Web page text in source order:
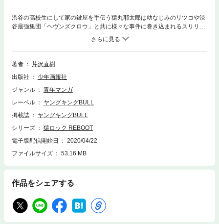
渋谷の高校生にして家の鍵屋を手伝う猿丸耶太郎は幼なじみのリツコや渋
谷最強集団「ヘヴンズクロウ」と共に様々な事件に巻き込まれるスリリン
グな毎日を送っているが今回も新たな事件が!?開けられない鍵はない高校
著者
芹沢直樹
出版社
少年画報社
ジャンル
青年マンガ
レーベル
ヤングキングBULL
掲載誌
ヤングキングBULL
シリーズ
猿ロック REBOOT
電子版配信開始日
2020/04/22
ファイルサイズ
53.16 MB
作品をシェアする